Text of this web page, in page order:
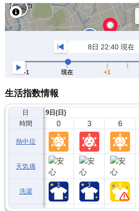
生活指数情報
日
時間
熱中症
天気痛
洗濯
9日(日)
0 3 6